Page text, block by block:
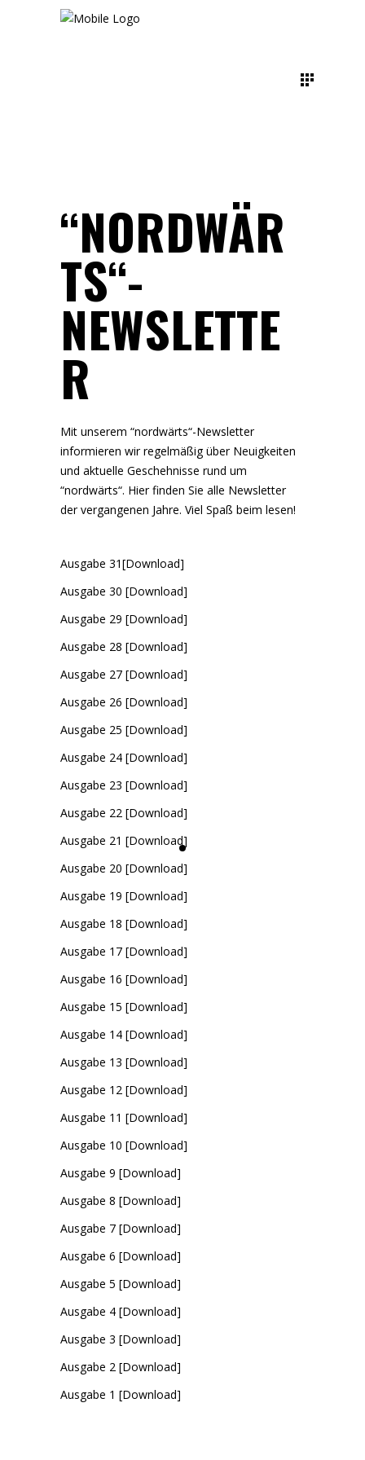
“NORDWÄR
TS“-
NEWSLETTE
R
Mit unserem “nordwärts“-Newsletter
informieren wir regelmäßig über Neuigkeiten
und aktuelle Geschehnisse rund um
“nordwärts“. Hier finden Sie alle Newsletter
der vergangenen Jahre. Viel Spaß beim lesen!
Ausgabe 31[Download]
Ausgabe 30 [Download]
Ausgabe 29 [Download]
Ausgabe 28 [Download]
Ausgabe 27 [Download]
Ausgabe 26 [Download]
Ausgabe 25 [Download]
Ausgabe 24 [Download]
Ausgabe 23 [Download]
Ausgabe 22 [Download]
Ausgabe 21 [Download]
Ausgabe 20 [Download]
Ausgabe 19 [Download]
Ausgabe 18 [Download]
Ausgabe 17 [Download]
Ausgabe 16 [Download]
Ausgabe 15 [Download]
Ausgabe 14 [Download]
Ausgabe 13 [Download]
Ausgabe 12 [Download]
Ausgabe 11 [Download]
Ausgabe 10 [Download]
Ausgabe 9 [Download]
Ausgabe 8 [Download]
Ausgabe 7 [Download]
Ausgabe 6 [Download]
Ausgabe 5 [Download]
Ausgabe 4 [Download]
Ausgabe 3 [Download]
Ausgabe 2 [Download]
Ausgabe 1 [Download]